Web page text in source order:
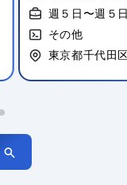
週５日〜週５
その他
東京都千代田